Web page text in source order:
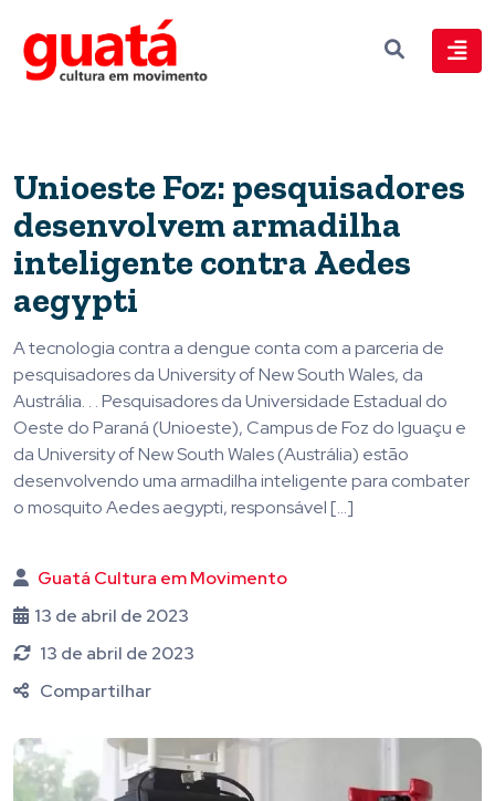
Unioeste Foz: pesquisadores
desenvolvem armadilha
inteligente contra Aedes
aegypti
A tecnologia contra a dengue conta com a parceria de
pesquisadores da University of New South Wales, da
Austrália. . . Pesquisadores da Universidade Estadual do
Oeste do Paraná (Unioeste), Campus de Foz do Iguaçu e
da University of New South Wales (Austrália) estão
desenvolvendo uma armadilha inteligente para combater
o mosquito Aedes aegypti, responsável […]
Guatá Cultura em Movimento
13 de abril de 2023
13 de abril de 2023
Compartilhar